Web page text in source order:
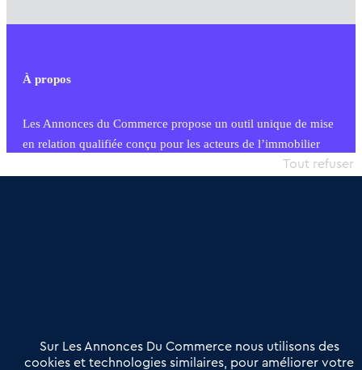
À propos
Les Annonces du Commerce propose un outil unique de mise
en relation qualifiée conçu pour les acteurs de l’immobilier
commercial et les collectivités territoriales, simple et intégrant
Offres Pro
Actualités
Qui sommes nous ?
Sur Les Annonces Du Commerce nous utilisons des
cookies et technologies similaires, pour améliorer votre
Tout refuser